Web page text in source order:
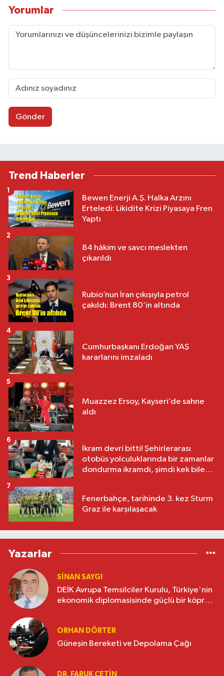
Yorumlar
Gönder
Trend Haberler
Bewen Enerji A.Ş. Halka Arzını
Erteledi: Likidite Krizi Piyasaya Fren
Yaptı
1
84 hâkim ve savcı meslekten
çıkarıldı
2
Rubio’nun İran çıkışıyla petrol
çakıldı: Brent 80’in altında
3
Cumhurbaşkanı Erdoğan YAŞ
kararlarını imzaladı
4
Muazzez Ersoy, Kayseri’de sahne
aldı
5
İkram devri bitti! Şehirlerarası
otobüs yolculuklarında bir zamanlar
dondurma ikramdı, şimdi kek bile
6
Fenerbahçe, tarihinde 3. kez Sturm
Graz ile karşılaşacak
7
Yazarlar
SINAN SAYGI
DEİK Avrupa Temsilciler Kurulu, Türkiye'nin
ekonomik diplomasisinde güçlü bir köprü
ORHAN DÖRTER
Güneşin Bereketi ve Depolama Çağı
DR. FARUK ÇETİN